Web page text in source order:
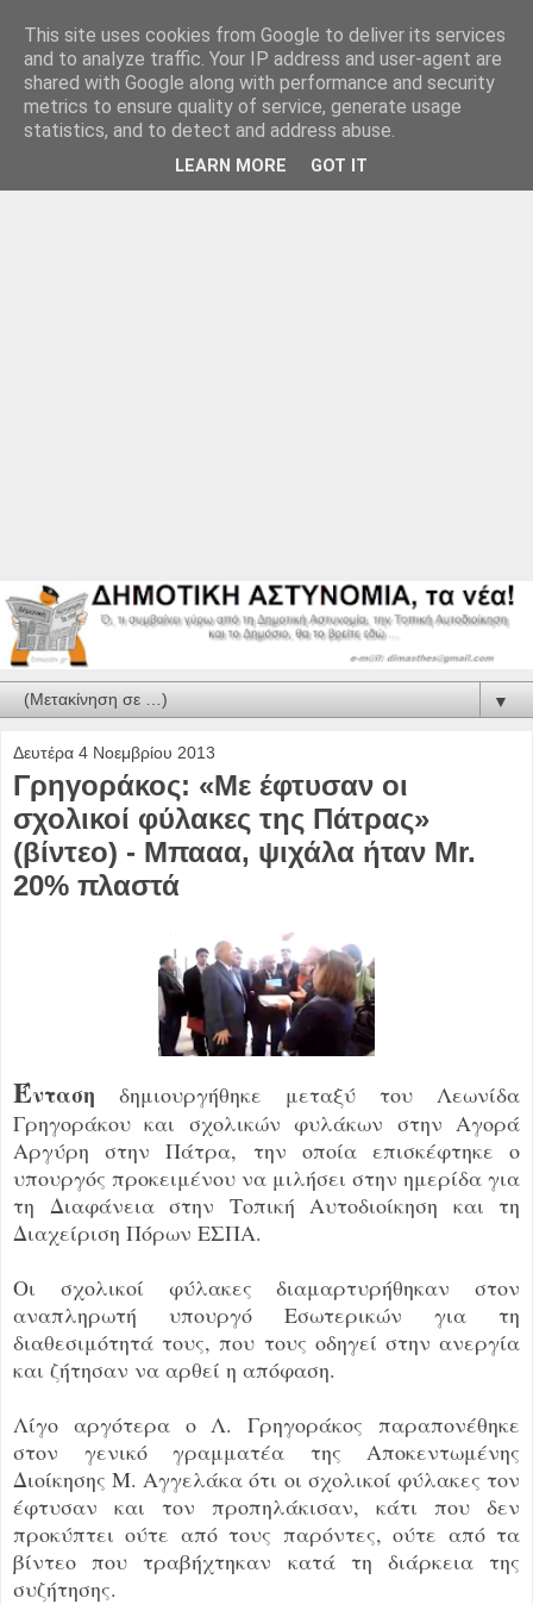
▼
Δευτέρα 4 Νοεμβρίου 2013
Γρηγοράκος: «Με έφτυσαν οι
σχολικοί φύλακες της Πάτρας»
(βίντεο) - Μπααα, ψιχάλα ήταν Mr.
20% πλαστά
Ένταση δημιουργήθηκε μεταξύ του Λεωνίδα
Γρηγοράκου και σχολικών φυλάκων στην Αγορά
Αργύρη στην Πάτρα, την οποία επισκέφτηκε ο
υπουργός προκειμένου να μιλήσει στην ημερίδα για
τη Διαφάνεια στην Τοπική Αυτοδιοίκηση και τη
Διαχείριση Πόρων ΕΣΠΑ.
Οι σχολικοί φύλακες διαμαρτυρήθηκαν στον
αναπληρωτή υπουργό Εσωτερικών για τη
διαθεσιμότητά τους, που τους οδηγεί στην ανεργία
και ζήτησαν να αρθεί η απόφαση.
Λίγο αργότερα ο Λ. Γρηγοράκος παραπονέθηκε
στον γενικό γραμματέα της Αποκεντωμένης
Διοίκησης Μ. Αγγελάκα ότι οι σχολικοί φύλακες τον
έφτυσαν και τον προπηλάκισαν, κάτι που δεν
προκύπτει ούτε από τους παρόντες, ούτε από τα
βίντεο που τραβήχτηκαν κατά τη διάρκεια της
συζήτησης.
This site uses cookies from Google to deliver its services
and to analyze traffic. Your IP address and user-agent are
shared with Google along with performance and security
metrics to ensure quality of service, generate usage
statistics, and to detect and address abuse.
LEARN MORE GOT IT